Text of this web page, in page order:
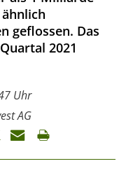
geflossen. Das
2021
Uhr
AG